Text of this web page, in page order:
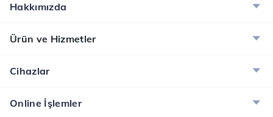
Hakkımızda
Ürün ve Hizmetler
Cihazlar
Online İşlemler